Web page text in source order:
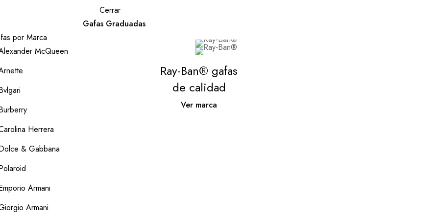
Cerrar
Gafas Graduadas
por Marca
McQueen
Herrera
& Gabbana
Armani
Armani
Ray-Ban® gafas
de calidad
Ver marca